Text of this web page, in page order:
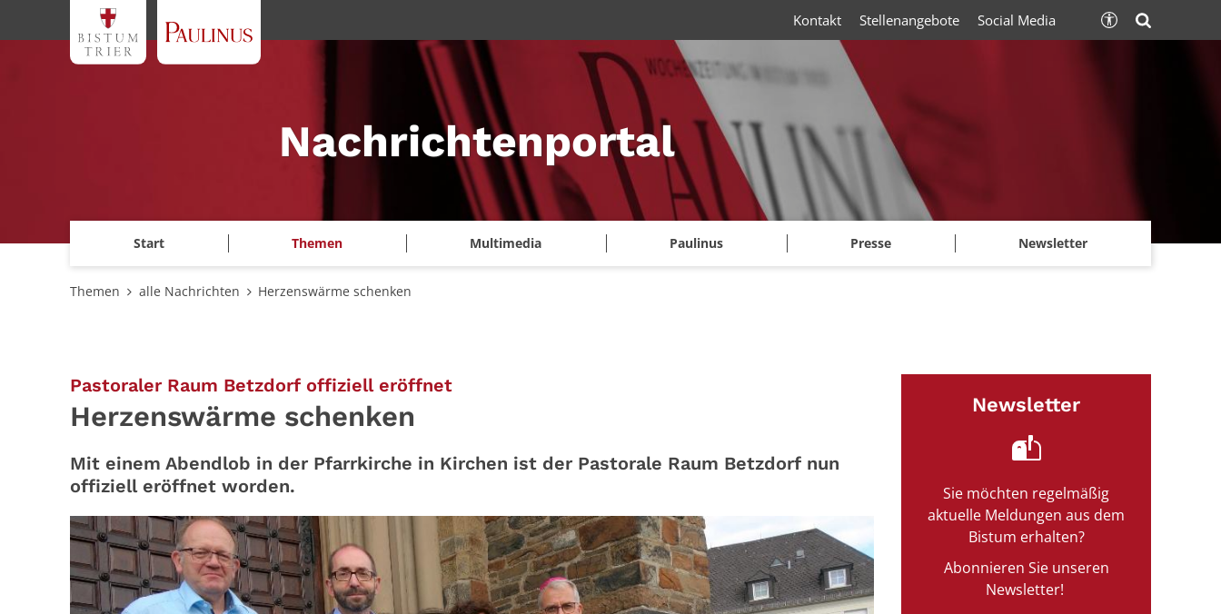
Zum Inhalt springen
Nachrichtenportal
Start Themen Multimedia Paulinus Presse Newsletter
Kontakt Stellenangebote Social Media
Themen alle Nachrichten Herzenswärme schenken
Pastoraler Raum Betzdorf offiziell eröffnet:
Herzenswärme schenken
Mit einem Abendlob in der Pfarrkirche in Kirchen ist der Pastorale Raum Betzdorf nun
offiziell eröffnet worden.
Newsletter
Sie möchten regelmäßig
aktuelle Meldungen aus dem
Bistum erhalten?
Abonnieren Sie unseren
Newsletter!